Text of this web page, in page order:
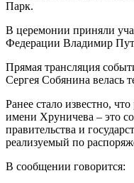
Парк.
В церемонии приняли
Федерации Владимир
Прямая трансляция
Сергея Собянина велась
Ранее стало известно,
имени Хруничева – это
правительства и
реализуемый по
В сообщении говорится: